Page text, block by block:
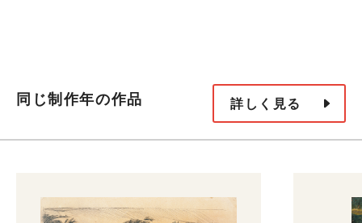
同じ制作年の作品 詳しく見る